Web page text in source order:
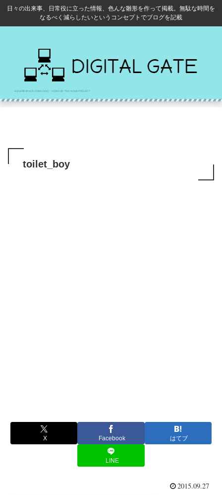
日々の出来事、日常役に立った情報、色んな雛形を作って掲載。無駄な時間を
なるべく減らしたいというコンセプトでブログを記載
toilet_boy
X Facebook はてブ
LINE
2015.09.27